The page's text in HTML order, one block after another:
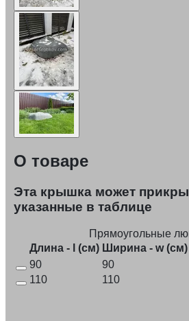
О товаре
Эта крышка может
указанные в таблице
Прямоугольные
Длина - l (см) Ширина - w (см)
90
90
110
110